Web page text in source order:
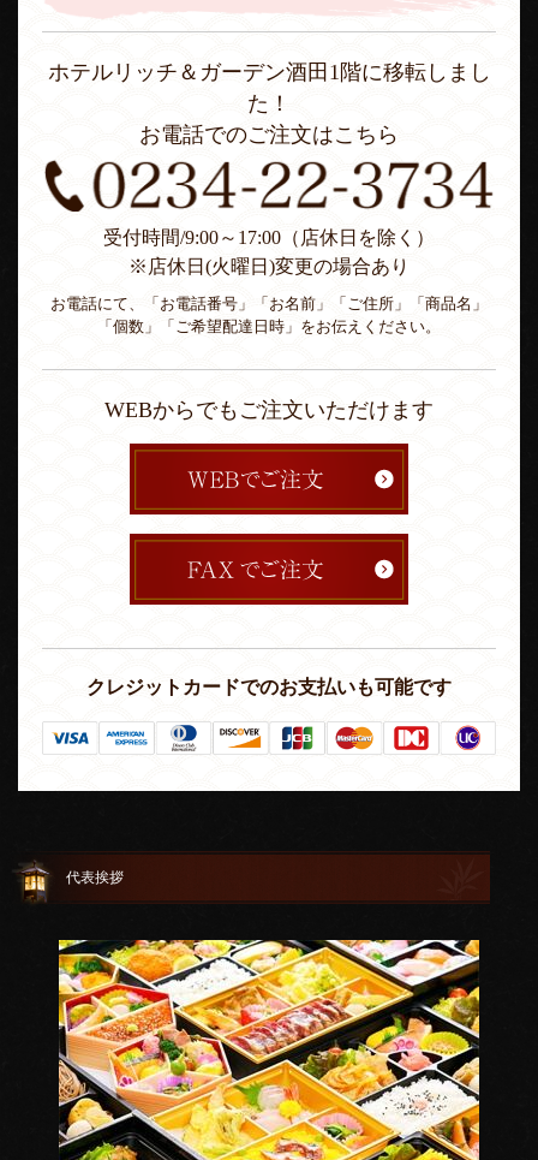
ホテルリッチ＆ガーデン酒田1階に移転しまし
た！
お電話でのご注文はこちら
受付時間/9:00～17:00（店休日を除く）
※店休日(火曜日)変更の場合あり
お電話にて、「お電話番号」「お名前」「ご住所」「商品名」
「個数」「ご希望配達日時」をお伝えください。
WEBからでもご注文いただけます
クレジットカードでのお支払いも可能です
代表挨拶